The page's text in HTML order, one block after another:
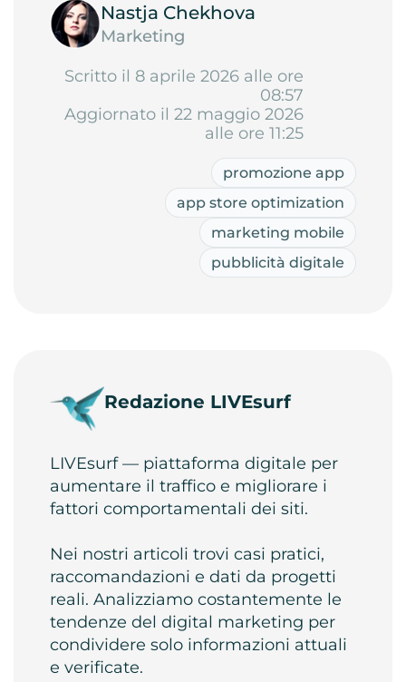
Nastja Chekhova
Marketing
Scritto il 8 aprile 2026 alle ore
08:57
Aggiornato il 22 maggio 2026
alle ore 11:25
promozione app
app store optimization
marketing mobile
pubblicità digitale
Redazione LIVEsurf
LIVEsurf — piattaforma digitale per
aumentare il traffico e migliorare i
fattori comportamentali dei siti.
Nei nostri articoli trovi casi pratici,
raccomandazioni e dati da progetti
reali. Analizziamo costantemente le
tendenze del digital marketing per
condividere solo informazioni attuali
e verificate.